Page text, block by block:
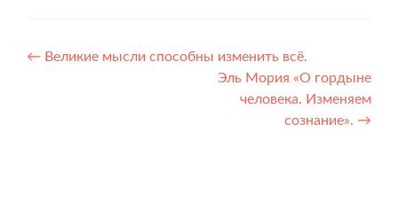
Навигация
← Великие мысли способны изменить всё.
Эль Мория «О гордыне
человека. Изменяем
сознание». →